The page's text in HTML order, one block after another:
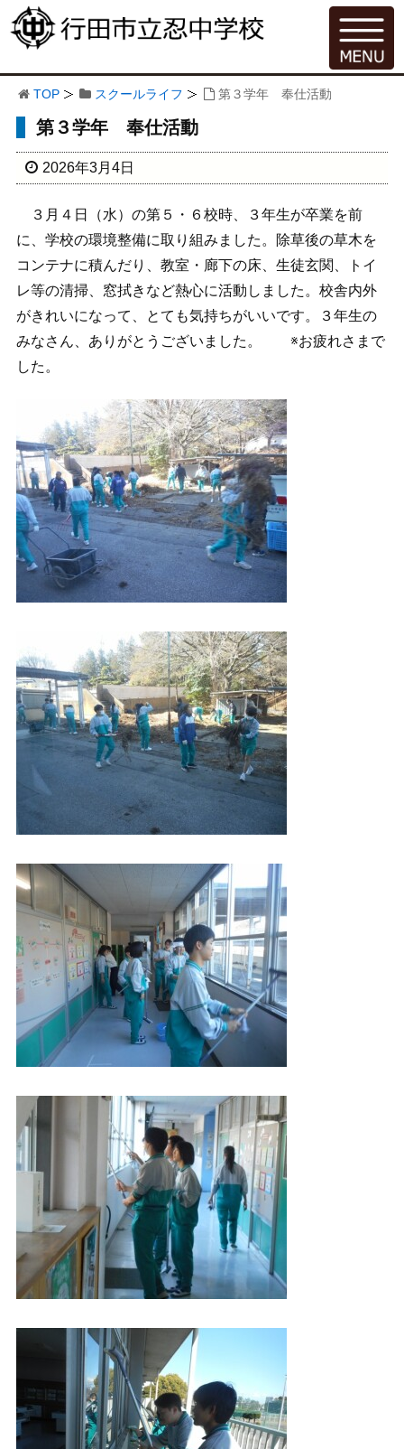
TOP スクールライフ 第３学年 奉仕活動
第３学年 奉仕活動
2026年3月4日
３月４日（水）の第５・６校時、３年生が卒業を前
に、学校の環境整備に取り組みました。除草後の草木を
コンテナに積んだり、教室・廊下の床、生徒玄関、トイ
レ等の清掃、窓拭きなど熱心に活動しました。校舎内外
がきれいになって、とても気持ちがいいです。３年生の
みなさん、ありがとうございました。 ※お疲れさまで
した。